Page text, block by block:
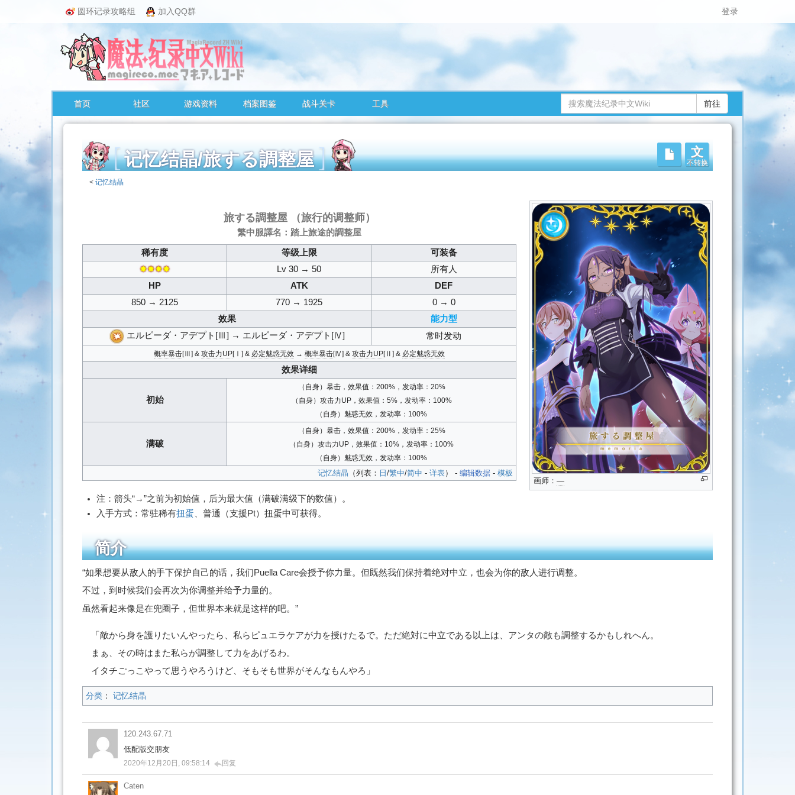
圆环记录攻略组 加入QQ群 登录
首页 社区 游戏资料 档案图鉴 战斗关卡 工具
记忆结晶/旅する調整屋
文
不转换
<记忆结晶
、
画师： ―
旅する調整屋（旅行的调整师）
繁中服譯名：踏上旅途的調整屋
稀有度 等级上限
可装备
✸✸✸✸
Lv 30 → 50
所有人
HP
ATK
DEF
850 → 2125
770 → 1925
0 → 0
效果
能力型
エルピーダ・アデプト[Ⅲ] → エルピーダ・アデプト[Ⅳ]
常时发动
概率暴击[Ⅲ] &攻击力UP[Ⅰ] & 必定魅惑无效 →概率暴击[Ⅳ] &攻击力UP[Ⅱ] & 必定魅惑无效
效果详细
初始
（自身）暴击，效果值：200%，发动率：20%
（自身）攻击力UP，效果值：5%，发动率：100%
（自身）魅惑无效，发动率：100%
满破
（自身）暴击，效果值：200%，发动率：25%
（自身）攻击力UP，效果值：10%，发动率：100%
（自身）魅惑无效，发动率：100%
记忆结晶 （列表： 日/繁中/简中 -详表） -编辑数据 -模板
注：箭头“→”之前为初始值，后为最大值（满破满级下的数值）。
入手方式：常驻稀有扭蛋 、普通（支援Pt）扭蛋中可获得。
简介
“如果想要从敌人的手下保护自己的话，我们Puella Care会授予你力量。但既然我们保持着绝对中立，也会为你的敌人进行调整。
不过，到时候我们会再次为你调整并给予力量的。
虽然看起来像是在兜圈子，但世界本来就是这样的吧。”
「敵から身を護りたいんやったら、私らピュエラケアが力を授けたるで。ただ絶対に中立である以上は、アンタの敵も調整するかもしれへん。
まぁ、その時はまた私らが調整して力をあげるわ。
イタチごっこやって思うやろうけど、そもそも世界がそんなもんやろ」
分类 ： 记忆结晶
120.243.67.71
低配版交朋友
2020年12月20日, 09:58:14 回复
Caten